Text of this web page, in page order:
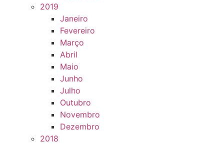
2019
Janeiro
Fevereiro
Março
Abril
Maio
Junho
Julho
Outubro
Novembro
Dezembro
2018